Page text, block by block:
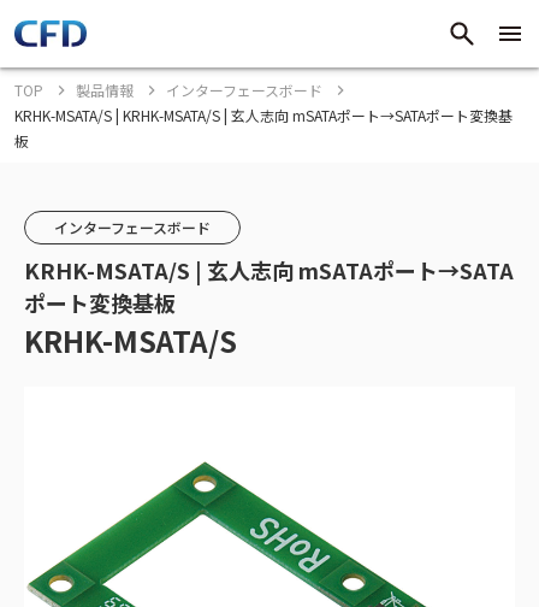
TOP 製品情報
インターフェースボード
KRHK-MSATA/S | KRHK-MSATA/S | 玄人志向 mSATAポート→SATAポート変換基
板
インターフェースボード
KRHK-MSATA/S | 玄人志向 mSATAポート→SATA
ポート変換基板
KRHK-MSATA/S